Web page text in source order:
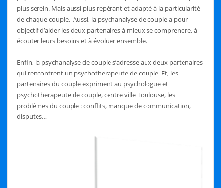
plus serein. Mais aussi plus repérant et adapté à la particularité
de chaque couple. Aussi, la psychanalyse de couple a pour
objectif d’aider les deux partenaires à mieux se comprendre, à
écouter leurs besoins et à évoluer ensemble.
Enfin, la psychanalyse de couple s’adresse aux deux partenaires
qui rencontrent un psychotherapeute de couple. Et, les
partenaires du couple expriment au psychologue et
psychotherapeute de couple, centre ville Toulouse, les
problèmes du couple : conflits, manque de communication,
disputes…